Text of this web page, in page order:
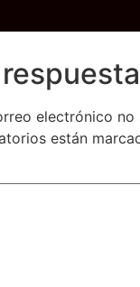
electrónico no
están